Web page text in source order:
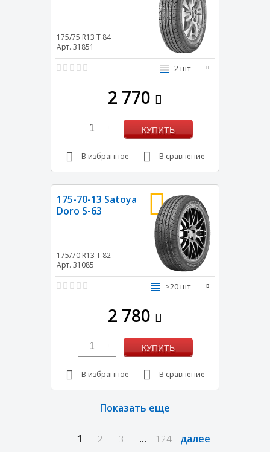
175/75 R13 T 84
Арт. 31851
2 шт
2 770
1 КУПИТЬ
В избранное В сравнение
175-70-13 Satoya
Doro S-63
175/70 R13 T 82
Арт. 31085
>20 шт
2 780
1 КУПИТЬ
В избранное В сравнение
Показать еще
1 2 3 ... 124 далее